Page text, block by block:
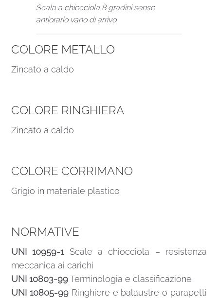
Scala a chiocciola 8 gradini senso
antiorario vano di arrivo
COLORE METALLO
Zincato a caldo
COLORE RINGHIERA
Zincato a caldo
COLORE CORRIMANO
Grigio in materiale plastico
NORMATIVE
UNI 10959-1Scale a chiocciola – resistenza
meccanica ai carichi
UNI 10803-99Terminologia e classificazione
UNI 10805-99Ringhiere e balaustre o parapetti